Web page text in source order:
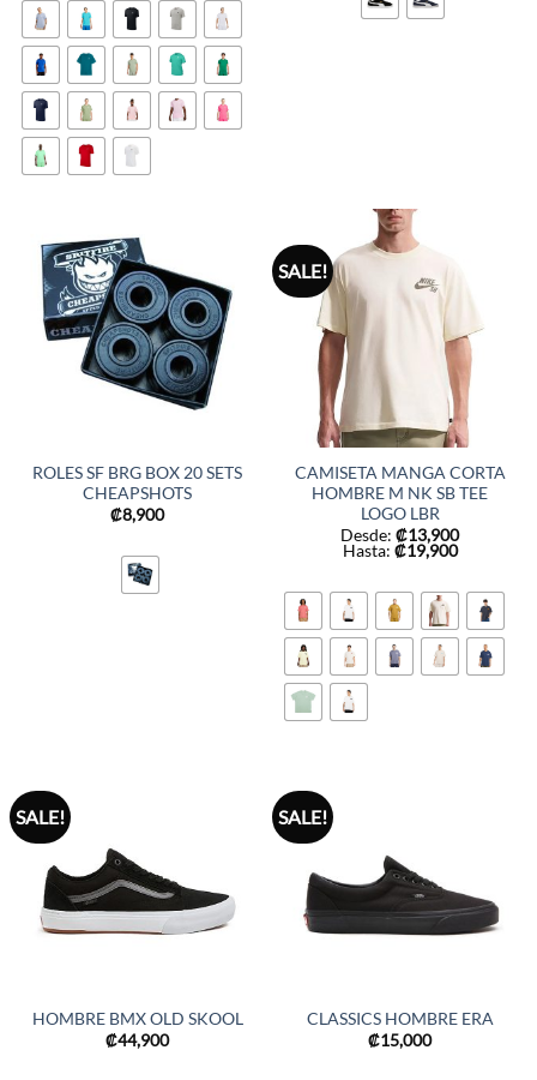
ROLES SF BRG BOX 20 SETS
CHEAPSHOTS
₡8,900
SALE!
CAMISETA MANGA CORTA
HOMBRE M NK SB TEE
LOGO LBR
Desde: ₡13,900
Hasta: ₡19,900
SALE!
HOMBRE BMX OLD SKOOL
₡44,900
SALE!
CLASSICS HOMBRE ERA
₡15,000